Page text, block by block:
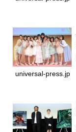
universal-press.jp